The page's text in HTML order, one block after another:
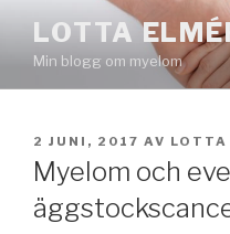
innehåll
LOTTA
Min blogg om myelom
PUBLICERAT
2 JUNI, 2017 AV LOTTA
Myelom och